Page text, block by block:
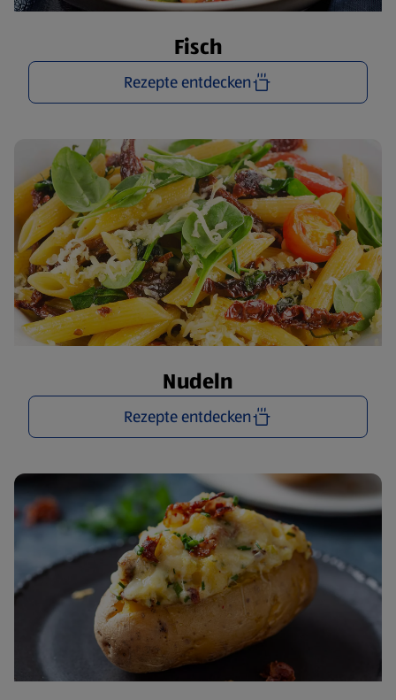
Fisch
Rezepte entdecken
Nudeln
Rezepte entdecken